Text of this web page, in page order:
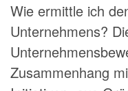
Wie ermittle ich
Unternehmens?
Zusammenhang